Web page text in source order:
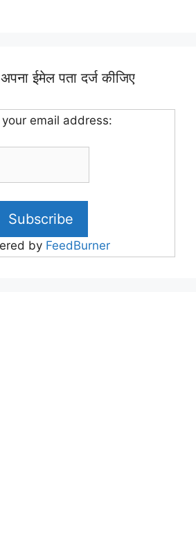
ईमेल पता दर्ज कीजिए
your email address:
by FeedBurner